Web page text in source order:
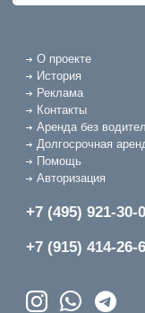
О проекте
История
Реклама
Контакты
Аренда без
Долгосрочная
Помощь
Авторизация
+7 (495) 921-30-
+7 (915) 414-26-